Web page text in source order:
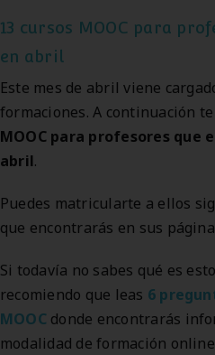
13 cursos MOOC para
en abril
Este mes de abril viene
formaciones. A continuación
MOOC para profesores que
abril.
Puedes matricularte a ellos
que encontrarás en sus
Si todavía no sabes qué es
recomiendo que leas 6
MOOC donde encontrarás
modalidad de formación